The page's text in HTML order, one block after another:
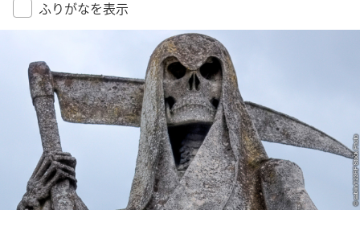
を
タ
開
く）
ふりがなを表示